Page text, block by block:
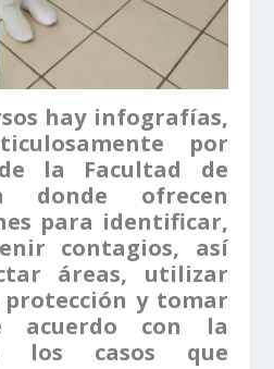
hay infografías,
por
la Facultad de
donde ofrecen
para identificar,
contagios, así
áreas, utilizar
protección y tomar
acuerdo con la
los casos que